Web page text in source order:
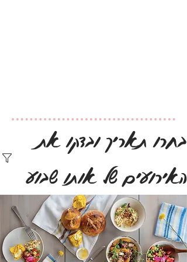
בחרו תאריך ובדקו את
האירועים של אותו שבוע